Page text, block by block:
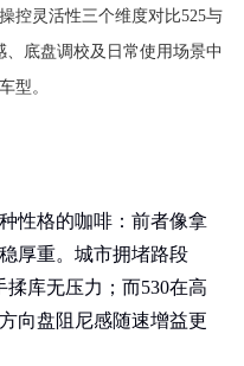
控灵活性三个维度对比525与
底盘调校及日常使用场景中
型。
性格的咖啡：前者像拿
厚重。城市拥堵路段
库无压力；而530在高
向盘阻尼感随速增益更